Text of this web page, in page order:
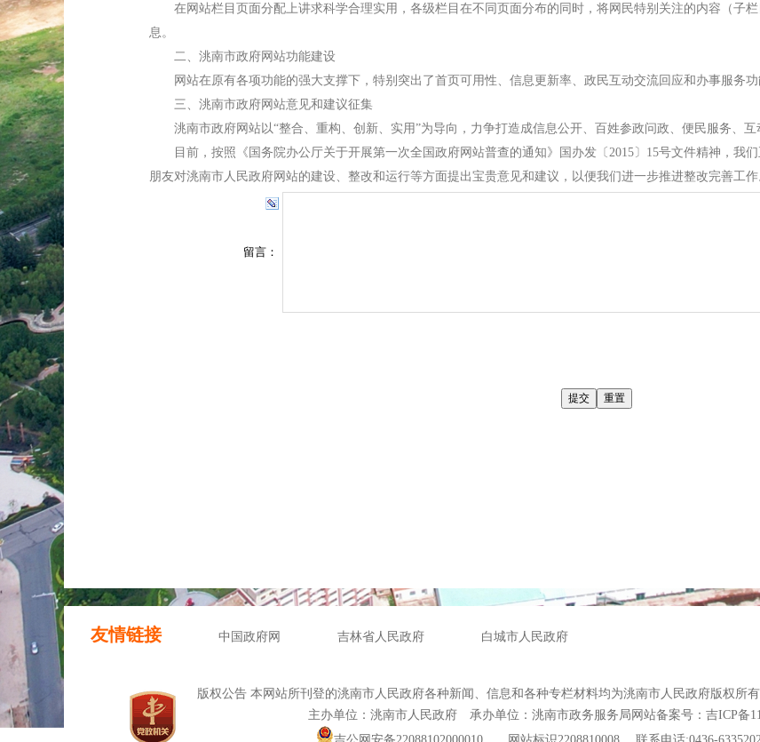
在网站栏目页面分配上讲求科学合理实用，各级栏目在不同页面分布的同时，将网民特别关注的内容（子
息。
二、洮南市政府网站功能建设
网站在原有各项功能的强大支撑下，特别突出了首页可用性、信息更新率、政民互动交流回应和办事服务功
三、洮南市政府网站意见和建议征集
洮南市政府网站以“整合、重构、创新、实用”为导向，力争打造成信息公开、百姓参政问政、便民服务、互
目前，按照《国务院办公厅关于开展第一次全国政府网站普查的通知》国办发〔2015〕15号文件精神，我
朋友对洮南市人民政府网站的建设、整改和运行等方面提出宝贵意见和建议，以便我们进一步推进整改完善工作
友情链接 中国政府网 吉林省人民政府 白城市人民政府
版权公告 本网站所刊登的洮南市人民政府各种新闻、信息和各种专栏材料均为洮南市人民政府版权所
主办单位：洮南市人民政府 承办单位：洮南市政务服务局 网站备案号：吉ICP备